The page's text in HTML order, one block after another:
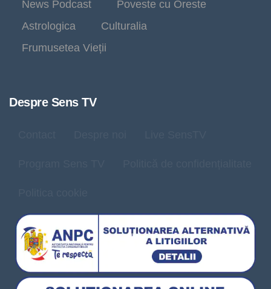
News Podcast
Poveste cu Oreste
Astrologica
Culturalia
Frumusetea Vieții
Despre Sens TV